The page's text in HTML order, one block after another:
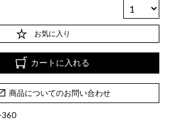
お気に入り
カートに入れる
商品についてのお問い合わせ
360